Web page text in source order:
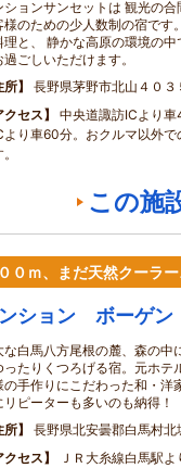
ションサンセットは 観光の
様のための少人数制の宿です
理と、 静かな高原の環境の
過ごしいただけます。
所
長野県茅野市北山４０３
クセス
中央道諏訪ICより
より車60分。おクルマ以外
この施
０ｍ、まだ天然クーラー
ション ボーゲン
な白馬八方尾根の麓、森の中
ったりくつろげる宿。元ホテ
の手作りにこだわった和・洋
リピーターも多いのも納得！
所
長野県北安曇郡白馬村
クセス
ＪＲ大糸線白馬駅